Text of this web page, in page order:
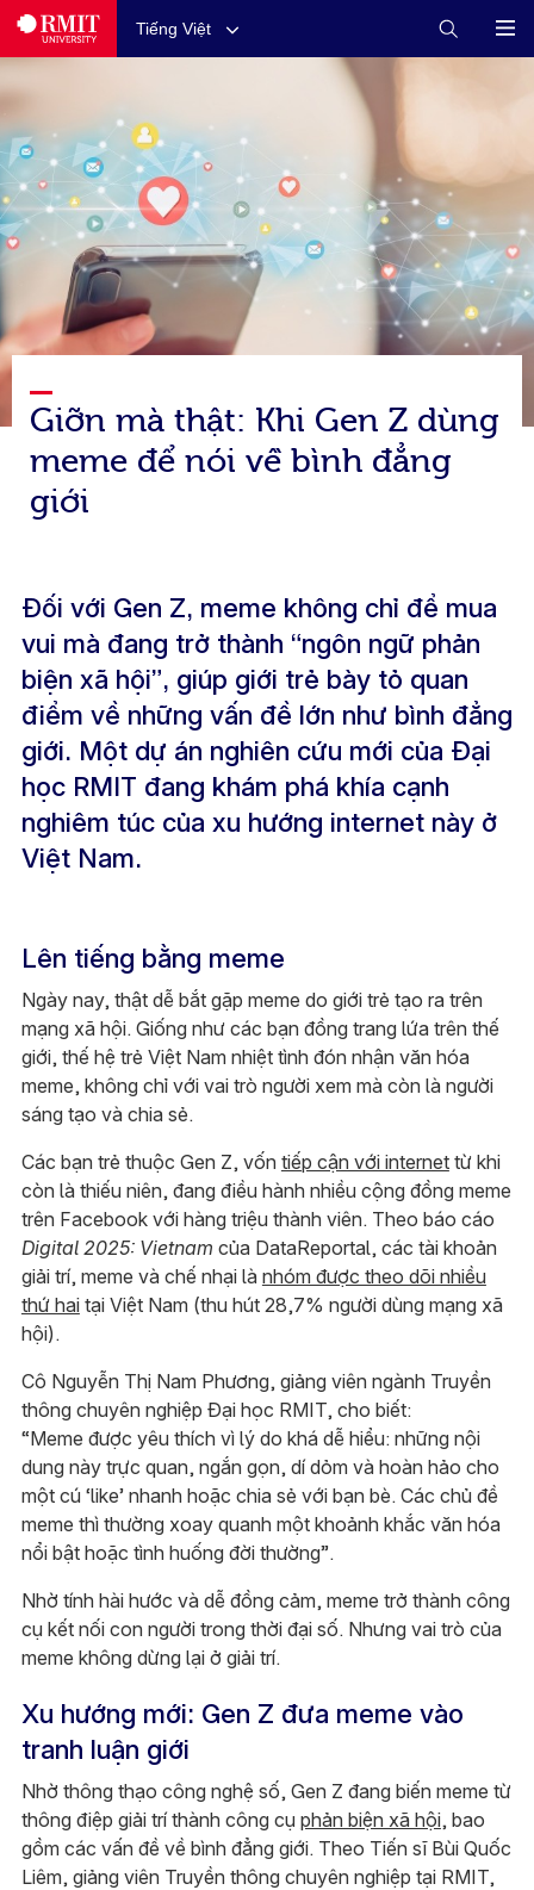
Tiếng Việt
Giỡn mà thật: Khi Gen Z dùng
meme để nói về bình đẳng
giới
Đối với Gen Z, meme không chỉ để mua
vui mà đang trở thành “ngôn ngữ phản
biện xã hội”, giúp giới trẻ bày tỏ quan
điểm về những vấn đề lớn như bình đẳng
giới. Một dự án nghiên cứu mới của Đại
học RMIT đang khám phá khía cạnh
nghiêm túc của xu hướng internet này ở
Việt Nam.
Lên tiếng bằng meme
Ngày nay, thật dễ bắt gặp meme do giới trẻ tạo ra trên
mạng xã hội. Giống như các bạn đồng trang lứa trên thế
giới, thế hệ trẻ Việt Nam nhiệt tình đón nhận văn hóa
meme, không chỉ với vai trò người xem mà còn là người
sáng tạo và chia sẻ.
Các bạn trẻ thuộc Gen Z, vốn tiếp cận với internettừ khi
còn là thiếu niên, đang điều hành nhiều cộng đồng meme
trên Facebook với hàng triệu thành viên. Theo báo cáo
Digital 2025: Vietnam của DataReportal, các tài khoản
giải trí, meme và chế nhại là nhóm được theo dõi nhiều
thứ haitại Việt Nam (thu hút 28,7% người dùng mạng xã
hội).
Cô Nguyễn Thị Nam Phương, giảng viên ngành Truyền
thông chuyên nghiệp Đại học RMIT, cho biết:
“Meme được yêu thích vì lý do khá dễ hiểu: những nội
dung này trực quan, ngắn gọn, dí dỏm và hoàn hảo cho
một cú ‘like’ nhanh hoặc chia sẻ với bạn bè. Các chủ đề
meme thì thường xoay quanh một khoảnh khắc văn hóa
nổi bật hoặc tình huống đời thường”.
Nhờ tính hài hước và dễ đồng cảm, meme trở thành công
cụ kết nối con người trong thời đại số. Nhưng vai trò của
meme không dừng lại ở giải trí.
Xu hướng mới: Gen Z đưa meme vào
tranh luận giới
Nhờ thông thạo công nghệ số, Gen Z đang biến meme từ
thông điệp giải trí thành công cụ phản biện xã hội, bao
gồm các vấn đề về bình đẳng giới. Theo Tiến sĩ Bùi Quốc
Liêm, giảng viên Truyền thông chuyên nghiệp tại RMIT,